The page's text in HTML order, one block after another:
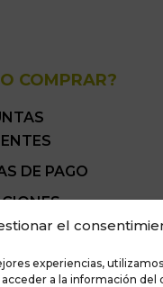
el
experiencias,
acceder a la información
COMPRAR?
DE PAGO
DE VENTA